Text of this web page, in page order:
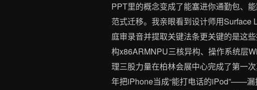
PPT里的概念变成了能塞进你通勤包、
范式迁移。我亲眼看到设计师用
庭审录音并提取关键法条更关键的是这
构x86ARMNPU三核异构、操作系统层
理三股力量在柏林会展中心完成了第一
年把iPhone当成“能打电话的iPod”——